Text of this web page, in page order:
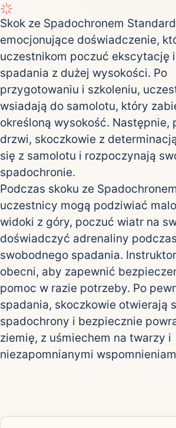
Skok ze Spadochronem
emocjonujące doświadczenie,
uczestnikom poczuć ekscytację
spadania z dużej wysokości. Po
przygotowaniu i szkoleniu,
wsiadają do samolotu, który
określoną wysokość. Następnie,
drzwi, skoczkowie z
się z samolotu i rozpoczynają
spadochronie.
Podczas skoku ze
uczestnicy mogą podziwiać
widoki z góry, poczuć wiatr na
doświadczyć adrenaliny podczas
swobodnego spadania.
obecni, aby zapewnić
pomoc w razie potrzeby. Po
spadania, skoczkowie otwierają
spadochrony i bezpiecznie
ziemię, z uśmiechem na twarzy i
niezapomnianymi